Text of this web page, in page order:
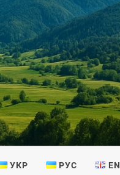
УКР РУС EN